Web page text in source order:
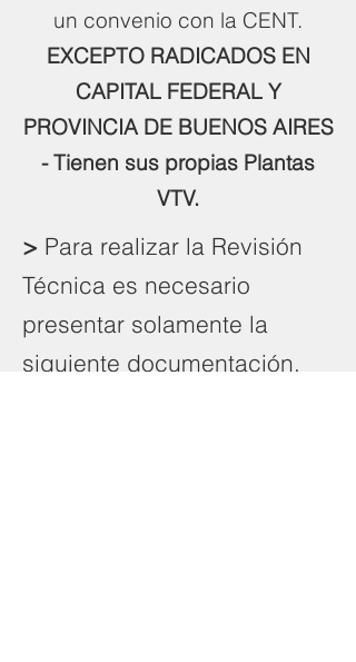
un convenio con la CENT.
EXCEPTO RADICADOS EN
CAPITAL FEDERAL Y
PROVINCIA DE BUENOS AIRES
- Tienen sus propias Plantas
VTV.
> Para realizar la Revisión
Técnica es necesario
presentar solamente la
siguiente documentación.